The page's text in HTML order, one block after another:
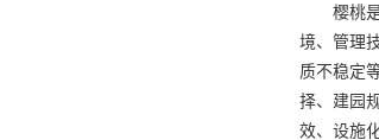
樱桃
境、管理
质不稳定
择、建园
效、设施